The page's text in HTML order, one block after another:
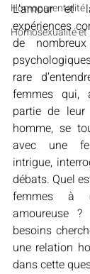
Homoparentalité
Homosexualité
L’amour et
expériences
de
rare
femmes qui,
partie de
homme, se
avec une
intrigue,
débats. Quel
femmes à
amoureuse
besoins
une relation
dans cette